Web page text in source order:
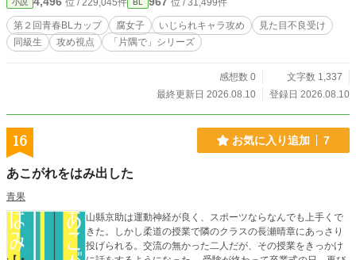
きな周囲からの影響も受けつつ、颯と廉の関係は徐々に変わっていく。 恋が長
続きしないマイペース男子×クラスの人気者男子のゆっくり青春BL物語。
小説 位 / 229,045件 BL 位 / 31,499件
第２回青春BLカップ 腐女子 いじられキャラ攻め
見た目不良受け
同級生
攻め視点 「片隅で」シリーズ
感想数 0
文字数 1,337
最終更新日 2026.08.10
登録日 2026.08.10
16 お気に入り追加 7
あこがれをはみ出した
青果
山縣京助は運動神経が良く、スポーツならなんでも上手くで
きた。しかし柔道の授業で隣のクラスの長瀬晴章にあっさり
投げられる。交流の無かった二人だが、その授業をきっかけ